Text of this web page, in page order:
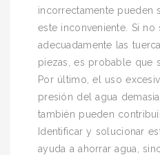
incorrectamente pueden
este inconveniente. Si no
adecuadamente las
piezas, es probable que
Por último, el uso
presión del agua
también pueden
Identificar y solucionar
ayuda a ahorrar agua,